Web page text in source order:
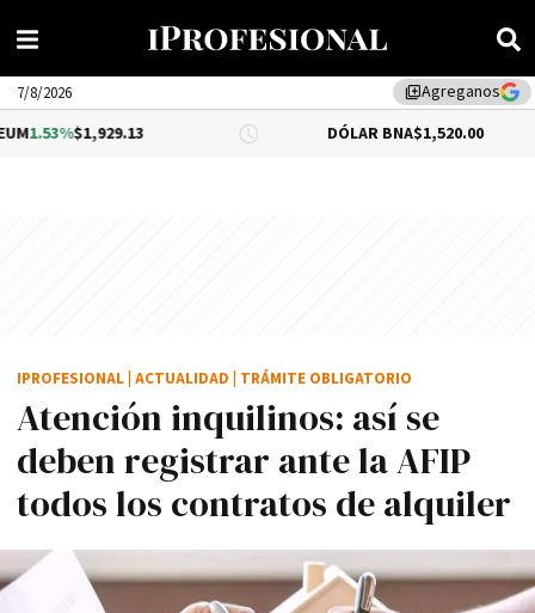
library_addAgreganos
7/8/2026
DÓLAR BNA $1,520.00
Atención inquilinos: así se
deben registrar ante la AFIP
todos los contratos de alquiler
IPROFESIONAL ACTUALIDAD TRÁMITE OBLIGATORIO